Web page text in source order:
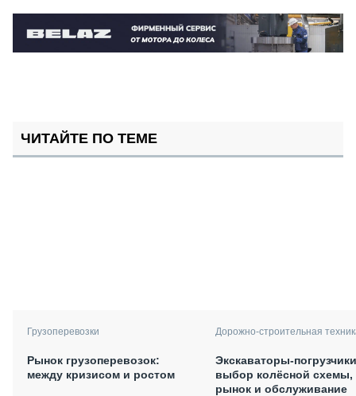
ЧИТАЙТЕ ПО ТЕМЕ
Грузоперевозки
Рынок грузоперевозок:
между кризисом и ростом
Дорожно-строительная
Экскаваторы-
выбор колёсной схемы,
рынок и обслуживание